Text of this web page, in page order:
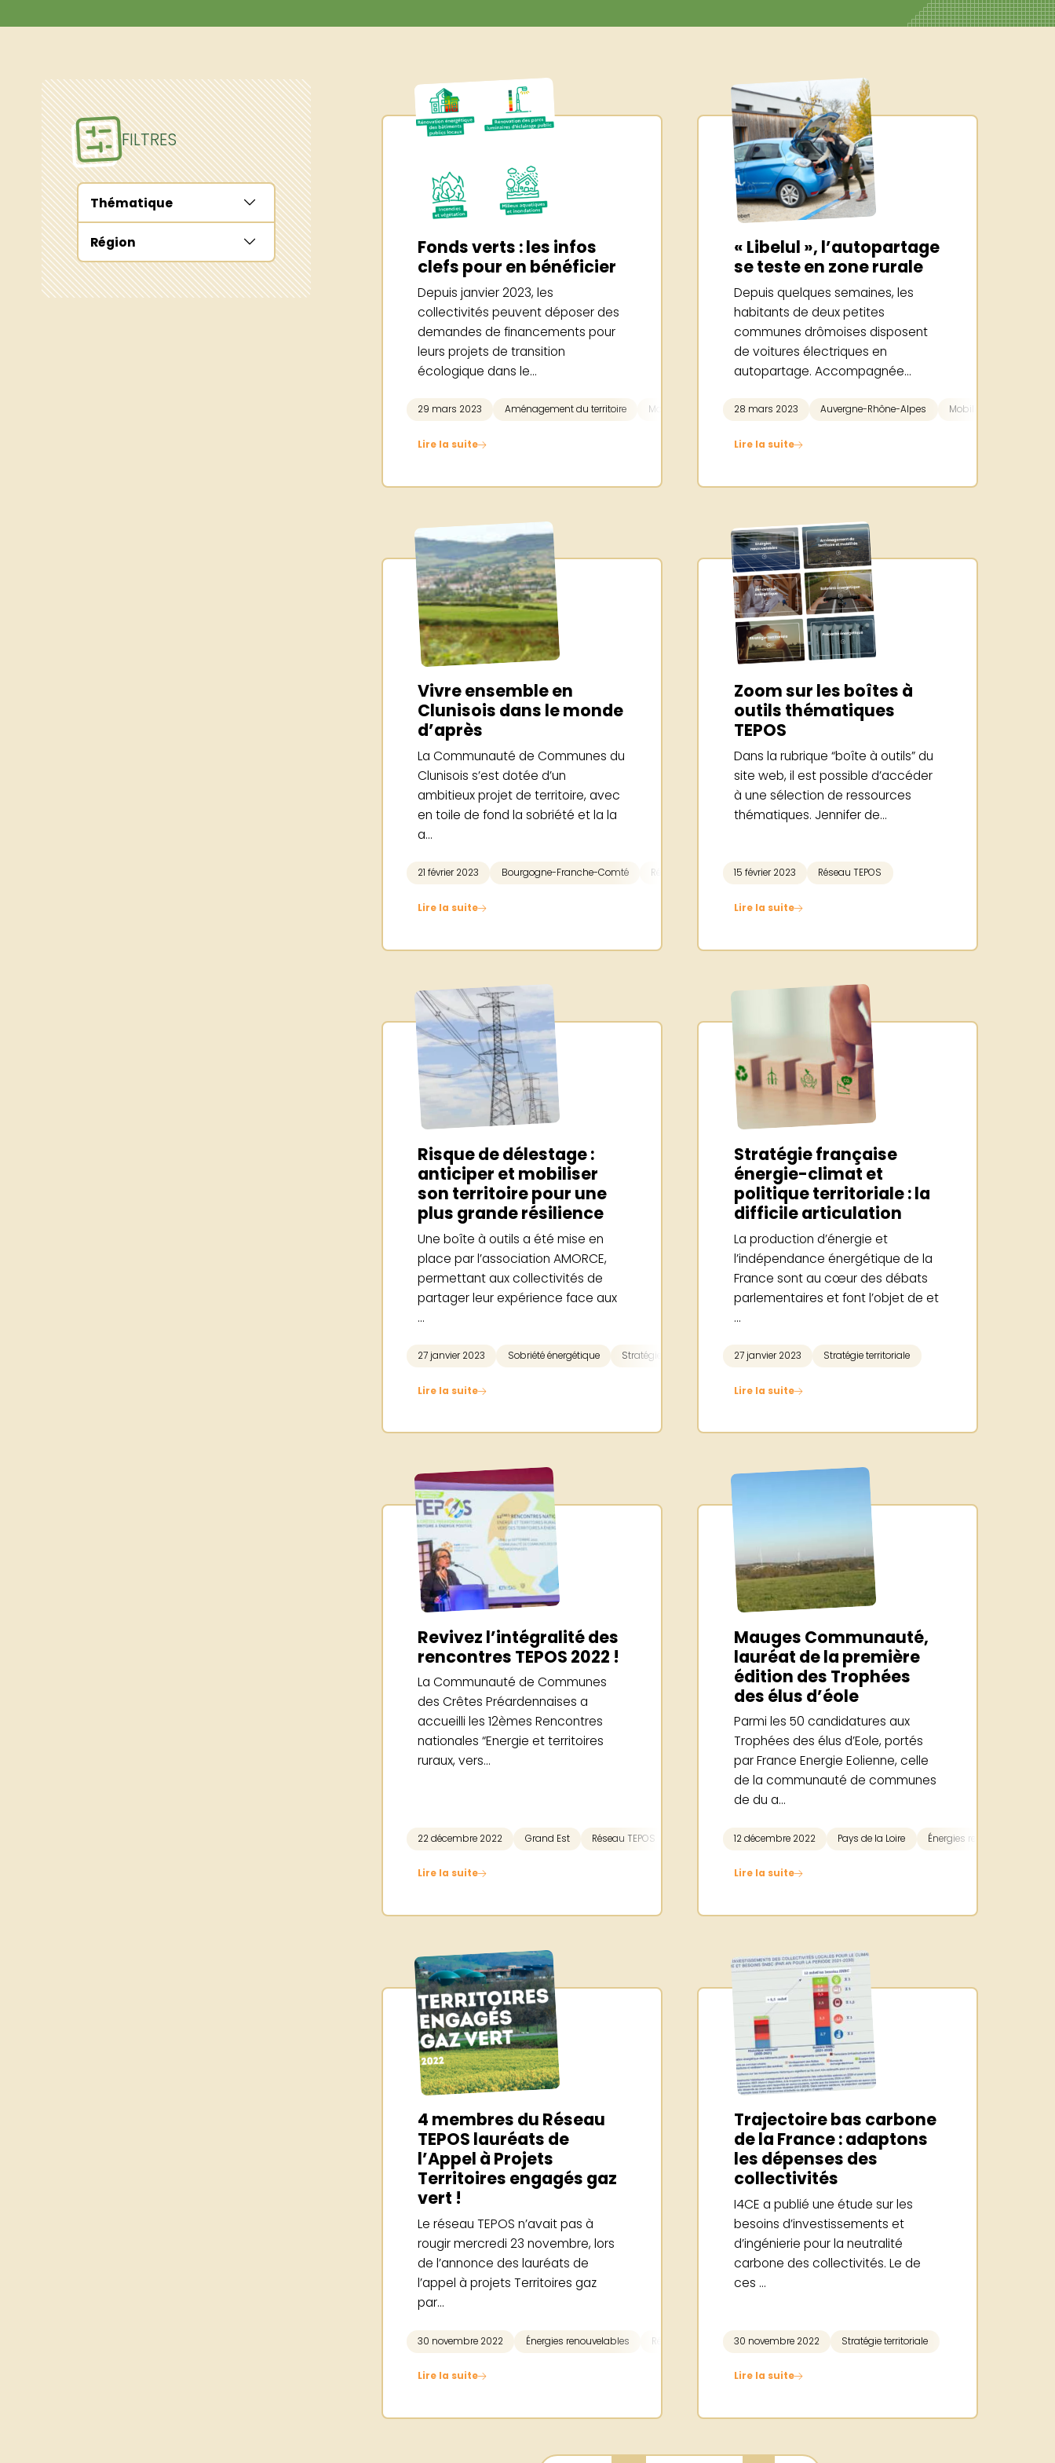
FILTRES
Fonds verts : les infos
clefs pour en bénéficier
Depuis janvier 2023, les
collectivités peuvent déposer des
demandes de financements pour
leurs projets de transition
écologique dans le...
29 mars 2023 Aménagement du territoire Mobilité Rénovation énergétique Stratégie territoriale
Lire la suite
« Libelul », l’autopartage
se teste en zone rurale
Depuis quelques semaines, les
habitants de deux petites
communes drômoises disposent
de voitures électriques en
autopartage. Accompagnée...
28 mars 2023 Auvergne-Rhône-Alpes Mobilité
Lire la suite
Vivre ensemble en
Clunisois dans le monde
d’après
La Communauté de Communes du
Clunisois s’est dotée d’un
ambitieux projet de territoire, avec
en toile de fond la sobriété et la la
a...
21 février 2023 Bourgogne-Franche-Comté Réseau TEPOS Stratégie territoriale
Lire la suite
Zoom sur les boîtes à
outils thématiques
TEPOS
Dans la rubrique “boîte à outils” du
site web, il est possible d’accéder
à une sélection de ressources
thématiques. Jennifer de...
15 février 2023 Réseau TEPOS
Lire la suite
Risque de délestage :
anticiper et mobiliser
son territoire pour une
plus grande résilience
Une boîte à outils a été mise en
place par l’association AMORCE,
permettant aux collectivités de
partager leur expérience face aux
...
27 janvier 2023 Sobriété énergétique Stratégie territoriale
Lire la suite
Stratégie française
énergie-climat et
politique territoriale : la
difficile articulation
La production d’énergie et
l’indépendance énergétique de la
France sont au cœur des débats
parlementaires et font l’objet de et
...
27 janvier 2023 Stratégie territoriale
Lire la suite
Revivez l’intégralité des
rencontres TEPOS 2022 !
La Communauté de Communes
des Crêtes Préardennaises a
accueilli les 12èmes Rencontres
nationales “Energie et territoires
ruraux, vers...
22 décembre 2022 Grand Est Réseau TEPOS
Lire la suite
Mauges Communauté,
lauréat de la première
édition des Trophées
des élus d’éole
Parmi les 50 candidatures aux
Trophées des élus d’Eole, portés
par France Energie Eolienne, celle
de la communauté de communes
de du a...
12 décembre 2022 Pays de la Loire Énergies renouvelables
Lire la suite
4 membres du Réseau
TEPOS lauréats de
l’Appel à Projets
Territoires engagés gaz
vert !
Le réseau TEPOS n’avait pas à
rougir mercredi 23 novembre, lors
de l’annonce des lauréats de
l’appel à projets Territoires gaz
par...
30 novembre 2022 Énergies renouvelables Réseau TEPOS
Lire la suite
Trajectoire bas carbone
de la France : adaptons
les dépenses des
collectivités
I4CE a publié une étude sur les
besoins d’investissements et
d’ingénierie pour la neutralité
carbone des collectivités. Le de
ces ...
30 novembre 2022 Stratégie territoriale
Lire la suite